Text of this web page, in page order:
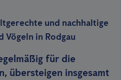
und nachhaltige
Vögeln in Rodgau
für die
übersteigen insgesamt